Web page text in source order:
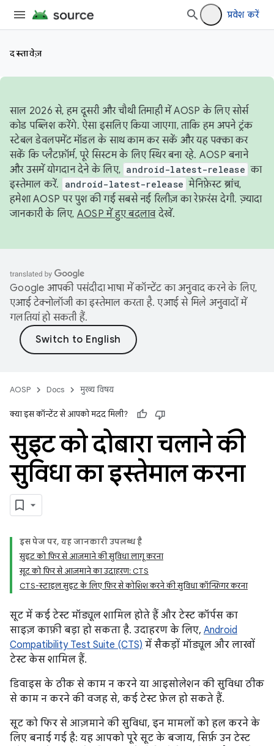
प्रवेश करें
दस्तावेज़
साल 2026 से, हम दूसरी और चौथी तिमाही में AOSP के लिए सोर्स
कोड पब्लिश करेंगे. ऐसा इसलिए किया जाएगा, ताकि हम अपने ट्रंक
स्टेबल डेवलपमेंट मॉडल के साथ काम कर सकें और यह पक्का कर
सकें कि प्लैटफ़ॉर्म, पूरे सिस्टम के लिए स्थिर बना रहे. AOSP बनाने
और उसमें योगदान देने के लिए, android-latest-release का
इस्तेमाल करें.
android-latest-release मेनिफ़ेस्ट ब्रांच,
हमेशा AOSP पर पुश की गई सबसे नई रिलीज़ का रेफ़रंस देगी. ज़्यादा
जानकारी के लिए, AOSP में हुए बदलावदेखें.
Google आपकी पसंदीदा भाषा में कॉन्टेंट का अनुवाद करने के लिए,
एआई टेक्नोलॉजी का इस्तेमाल करता है. एआई से मिले अनुवादों में
गलतियां हो सकती हैं.
AOSP Docs मुख्य विषय
क्या इस कॉन्टेंट से आपको मदद मिली?
सुइट को दोबारा चलाने की
सुविधा का इस्तेमाल करना
इस पेज पर, यह जानकारी उपलब्ध है
सुइट को फिर से आज़माने की सुविधा लागू करना
सूट को फिर से आज़माने का उदाहरण: CTS
CTS-स्टाइल सुइट के लिए फिर से कोशिश करने की सुविधा कॉन्फ़िगर करना
सूट में कई टेस्ट मॉड्यूल शामिल होते हैं और टेस्ट कॉर्पस का
साइज़ काफ़ी बड़ा हो सकता है. उदाहरण के लिए, Android
Compatibility Test Suite (CTS) में सैकड़ों मॉड्यूल और लाखों
टेस्ट केस शामिल हैं.
डिवाइस के ठीक से काम न करने या आइसोलेशन की सुविधा ठीक
से काम न करने की वजह से, कई टेस्ट फ़ेल हो सकते हैं.
सूट को फिर से आज़माने की सुविधा, इन मामलों को हल करने के
लिए बनाई गई है: यह आपको पूरे सूट के बजाय, सिर्फ़ उन टेस्ट